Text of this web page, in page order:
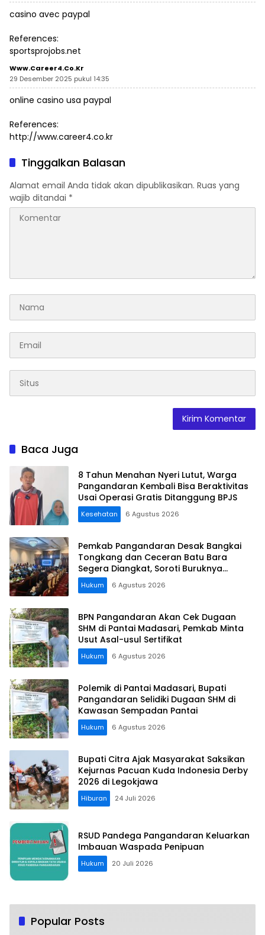
casino avec paypal
References:
sportsprojobs.net
Www.career4.co.kr
29 Desember 2025 pukul 14:35
online casino usa paypal
References:
http://www.career4.co.kr
Tinggalkan Balasan
Alamat email Anda tidak akan dipublikasikan. Ruas yang
wajib ditandai *
Baca Juga
8 Tahun Menahan Nyeri Lutut, Warga
Pangandaran Kembali Bisa Beraktivitas
Usai Operasi Gratis Ditanggung BPJS
Kesehatan 6 Agustus 2026
Pemkab Pangandaran Desak Bangkai
Tongkang dan Ceceran Batu Bara
Segera Diangkat, Soroti Buruknya
Koordinasi Perusahaan
Hukum 6 Agustus 2026
BPN Pangandaran Akan Cek Dugaan
SHM di Pantai Madasari, Pemkab Minta
Usut Asal-usul Sertifikat
Hukum 6 Agustus 2026
Polemik di Pantai Madasari, Bupati
Pangandaran Selidiki Dugaan SHM di
Kawasan Sempadan Pantai
Hukum 6 Agustus 2026
Bupati Citra Ajak Masyarakat Saksikan
Kejurnas Pacuan Kuda Indonesia Derby
2026 di Legokjawa
Hiburan 24 Juli 2026
RSUD Pandega Pangandaran Keluarkan
Imbauan Waspada Penipuan
Hukum 20 Juli 2026
Popular Posts